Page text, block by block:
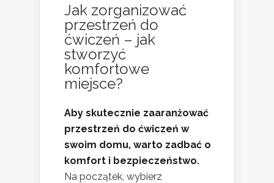
Jak zorganizować
przestrzeń do
ćwiczeń – jak
stworzyć
komfortowe
miejsce?
Aby skutecznie zaaranżować
przestrzeń do ćwiczeń w
swoim domu, warto zadbać o
komfort i bezpieczeństwo.
Na początek, wybierz